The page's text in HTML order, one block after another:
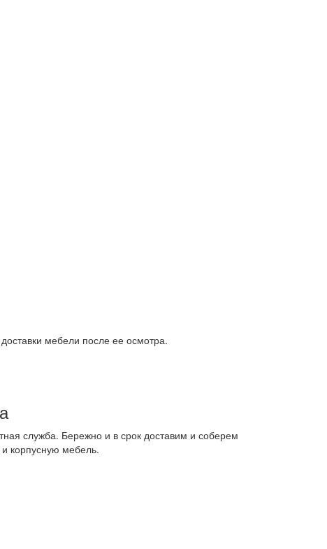
мебели после ее осмотра.
служба. Бережно и в срок доставим и соберем
корпусную мебель.